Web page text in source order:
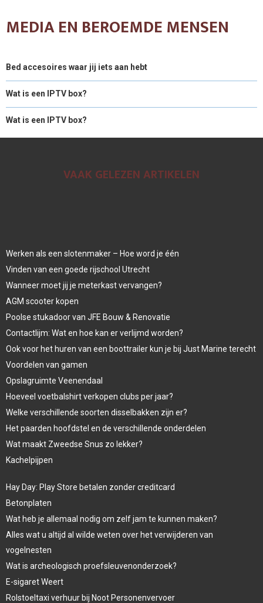
MEDIA EN BEROEMDE MENSEN
Bed accesoires waar jij iets aan hebt
Wat is een IPTV box?
Wat is een IPTV box?
VAAK GELEZEN ARTIKELEN
Werken als een slotenmaker – Hoe word je één
Vinden van een goede rijschool Utrecht
Wanneer moet jij je meterkast vervangen?
AGM scooter kopen
Poolse stukadoor van JFE Bouw & Renovatie
Contactlijm: Wat en hoe kan er verlijmd worden?
Ook voor het huren van een boottrailer kun je bij Just Marine terecht
Voordelen van gamen
Opslagruimte Veenendaal
Hoeveel voetbalshirt verkopen clubs per jaar?
Welke verschillende soorten disselbakken zijn er?
Het paarden hoofdstel en de verschillende onderdelen
Wat maakt Zweedse Snus zo lekker?
Kachelpijpen
Hay Day: Play Store betalen zonder creditcard
Betonplaten
Wat heb je allemaal nodig om zelf jam te kunnen maken?
Alles wat u altijd al wilde weten over het verwijderen van
vogelnesten
Wat is archeologisch proefsleuvenonderzoek?
E-sigaret Weert
Rolstoeltaxi verhuur bij Noot Personenvervoer